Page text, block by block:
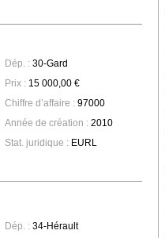
Dép. :30-Gard
Prix :15 000,00 €
Chiffre d’affaire :97000
Année de création :2010
Stat. juridique :EURL
Dép. :34-Hérault